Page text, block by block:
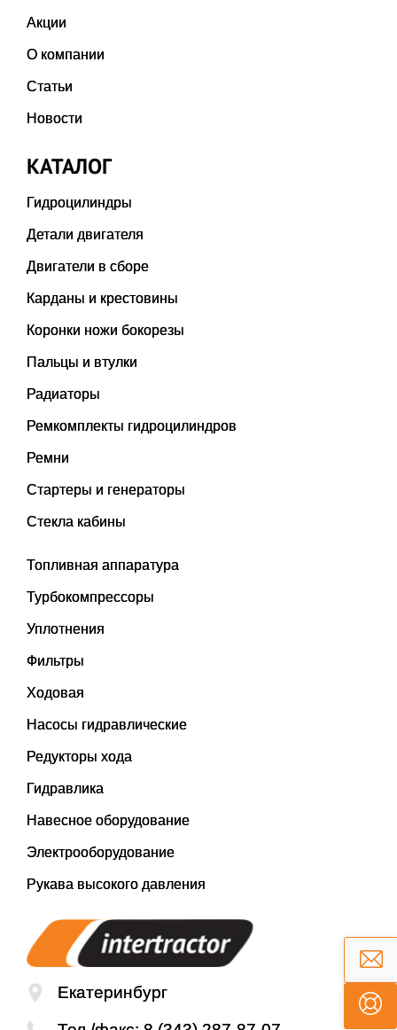
Акции
О компании
Статьи
Новости
КАТАЛОГ
Гидроцилиндры
Детали двигателя
Двигатели в сборе
Карданы и крестовины
Коронки ножи бокорезы
Пальцы и втулки
Радиаторы
Ремкомплекты гидроцилиндров
Ремни
Стартеры и генераторы
Стекла кабины
Топливная аппаратура
Турбокомпрессоры
Уплотнения
Фильтры
Ходовая
Насосы гидравлические
Редукторы хода
Гидравлика
Навесное оборудование
Электрооборудование
Рукава высокого давления
Екатеринбург